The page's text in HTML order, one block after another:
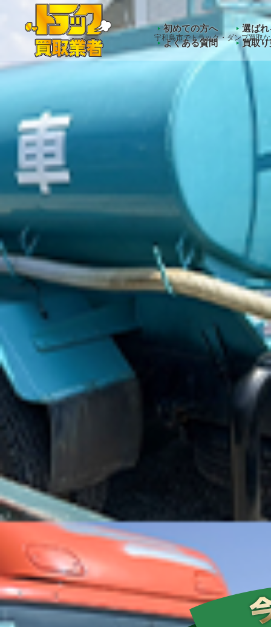
Warning : Undefined array key
宇和島市でトラック・ダンプ買取
初めての方へ
選ば
よくある質問
買取